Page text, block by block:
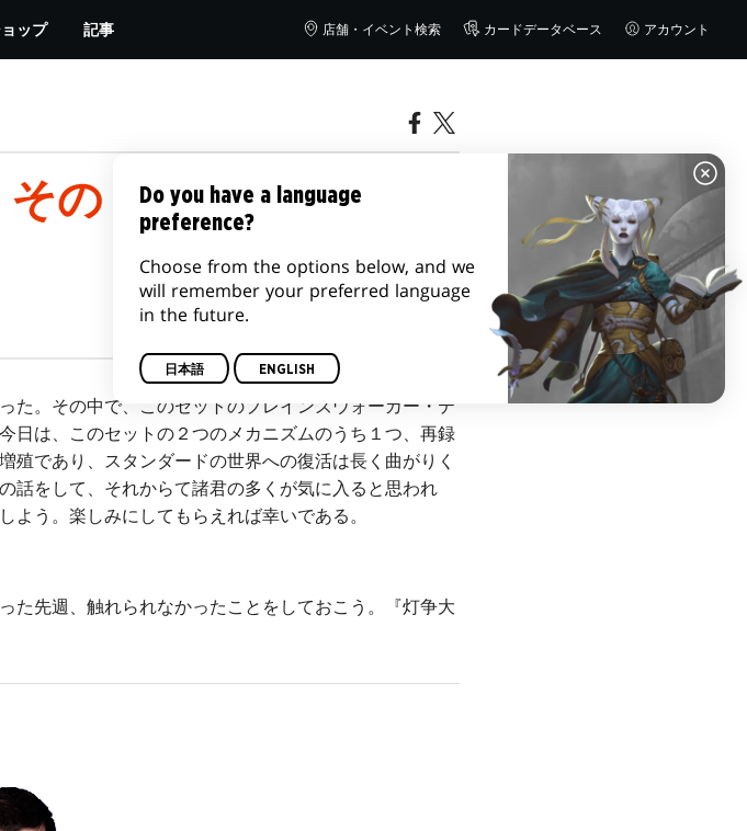
ップ 記事 店舗・イベント検索 カードデータベース アカウント
の２
た。その中で、このセットのプレインズウォーカー・テ
日は、このセットの２つのメカニズムのうち１つ、再録
であり、スタンダードの世界への復活は長く曲がりく
話をして、それからて諸君の多くが気に入ると思われ
う。楽しみにしてもらえれば幸いである。
先週、触れられなかったことをしておこう。『灯争大
Do you have a language
preference?
Choose from the options below, and we
will remember your preferred language
in the future.
日本語 ENGLISH